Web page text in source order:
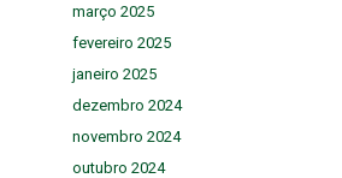
março 2025
fevereiro 2025
janeiro 2025
dezembro 2024
novembro 2024
outubro 2024